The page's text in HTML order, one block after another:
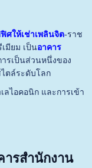
ศให้เช่าเพลินจิต-ราช
มียม เป็นอาคาร
รเป็นส่วนหนึ่งของ
ไตล์ระดับโลก
ลไอคอนิก และการเข้า
รสำนักงาน